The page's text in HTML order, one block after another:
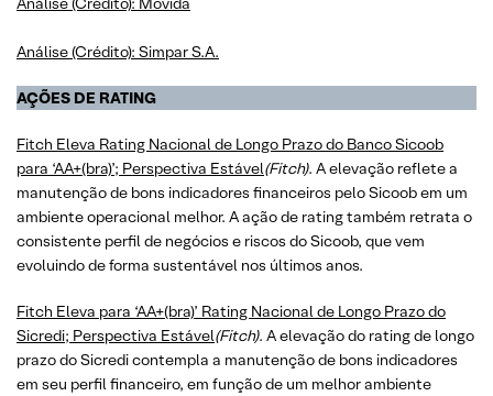
Análise (Crédito): Simpar S.A.
AÇÕES DE RATING
Fitch Eleva Rating Nacional de Longo Prazo do Banco Sicoob
para ‘AA+(bra)’; Perspectiva Estável(Fitch). A elevação reflete a
manutenção de bons indicadores financeiros pelo Sicoob em um
ambiente operacional melhor. A ação de rating também retrata o
consistente perfil de negócios e riscos do Sicoob, que vem
evoluindo de forma sustentável nos últimos anos.
Fitch Eleva para ‘AA+(bra)’ Rating Nacional de Longo Prazo do
Sicredi; Perspectiva Estável(Fitch). A elevação do rating de longo
prazo do Sicredi contempla a manutenção de bons indicadores
em seu perfil financeiro, em função de um melhor ambiente